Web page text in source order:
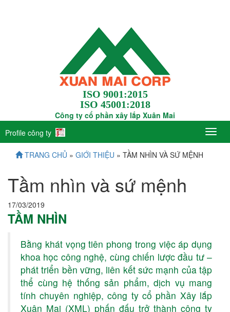
ISO 9001:2015
ISO 45001:2018
Công ty cổ phần xây lắp Xuân Mai
Profile công ty
TRANG CHỦ » GIỚI THIỆU » TẦM NHÌN VÀ SỨ MỆNH
Tầm nhìn và sứ mệnh
17/03/2019
TẦM NHÌN
Bằng khát vọng tiên phong trong việc áp dụng
khoa học công nghệ, cùng chiến lược đầu tư –
phát triển bền vững, liên kết sức mạnh của tập
thể cùng hệ thống sản phẩm, dịch vụ mang
tính chuyên nghiệp, công ty cổ phần Xây lắp
Xuân Mai (XML) phấn đấu trở thành công ty